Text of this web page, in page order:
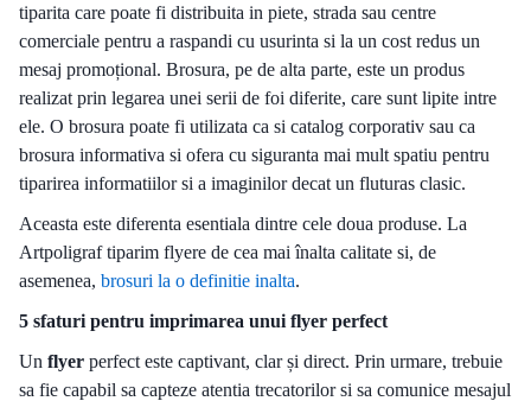
tiparita care poate fi distribuita in piete, strada sau centre
comerciale pentru a raspandi cu usurinta si la un cost redus un
mesaj promoțional. Brosura, pe de alta parte, este un produs
realizat prin legarea unei serii de foi diferite, care sunt lipite intre
ele. O brosura poate fi utilizata ca si catalog corporativ sau ca
brosura informativa si ofera cu siguranta mai mult spatiu pentru
tiparirea informatiilor si a imaginilor decat un fluturas clasic.
Aceasta este diferenta esentiala dintre cele doua produse. La
Artpoligraf tiparim flyere de cea mai înalta calitate si, de
asemenea, brosuri la o definitie inalta.
5 sfaturi pentru imprimarea unui flyer perfect
Un flyer perfect este captivant, clar și direct. Prin urmare, trebuie
sa fie capabil sa capteze atentia trecatorilor si sa comunice mesajul